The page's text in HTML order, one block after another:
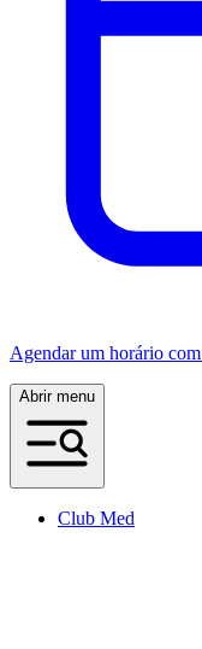
Agendar um horário
Abrir menu
Club Med